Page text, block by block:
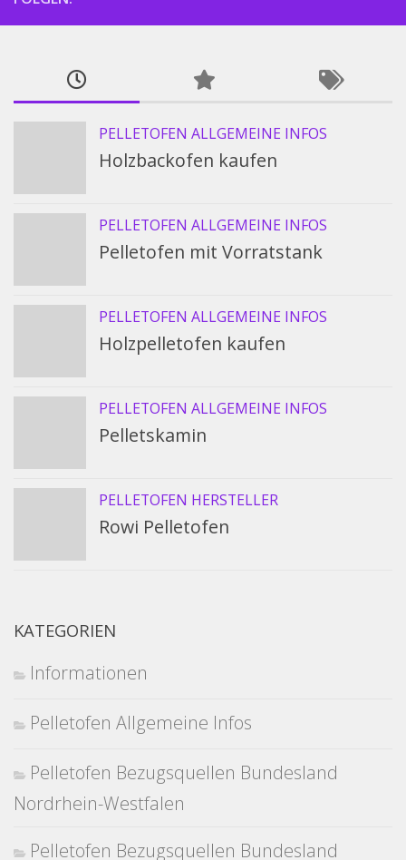
PELLETOFEN ALLGEMEINE INFOS
Holzbackofen kaufen
PELLETOFEN ALLGEMEINE INFOS
Pelletofen mit Vorratstank
PELLETOFEN ALLGEMEINE INFOS
Holzpelletofen kaufen
PELLETOFEN ALLGEMEINE INFOS
Pelletskamin
PELLETOFEN HERSTELLER
Rowi Pelletofen
KATEGORIEN
Informationen
Pelletofen Allgemeine Infos
Pelletofen Bezugsquellen Bundesland
Nordrhein-Westfalen
Pelletofen Bezugsquellen Bundesland